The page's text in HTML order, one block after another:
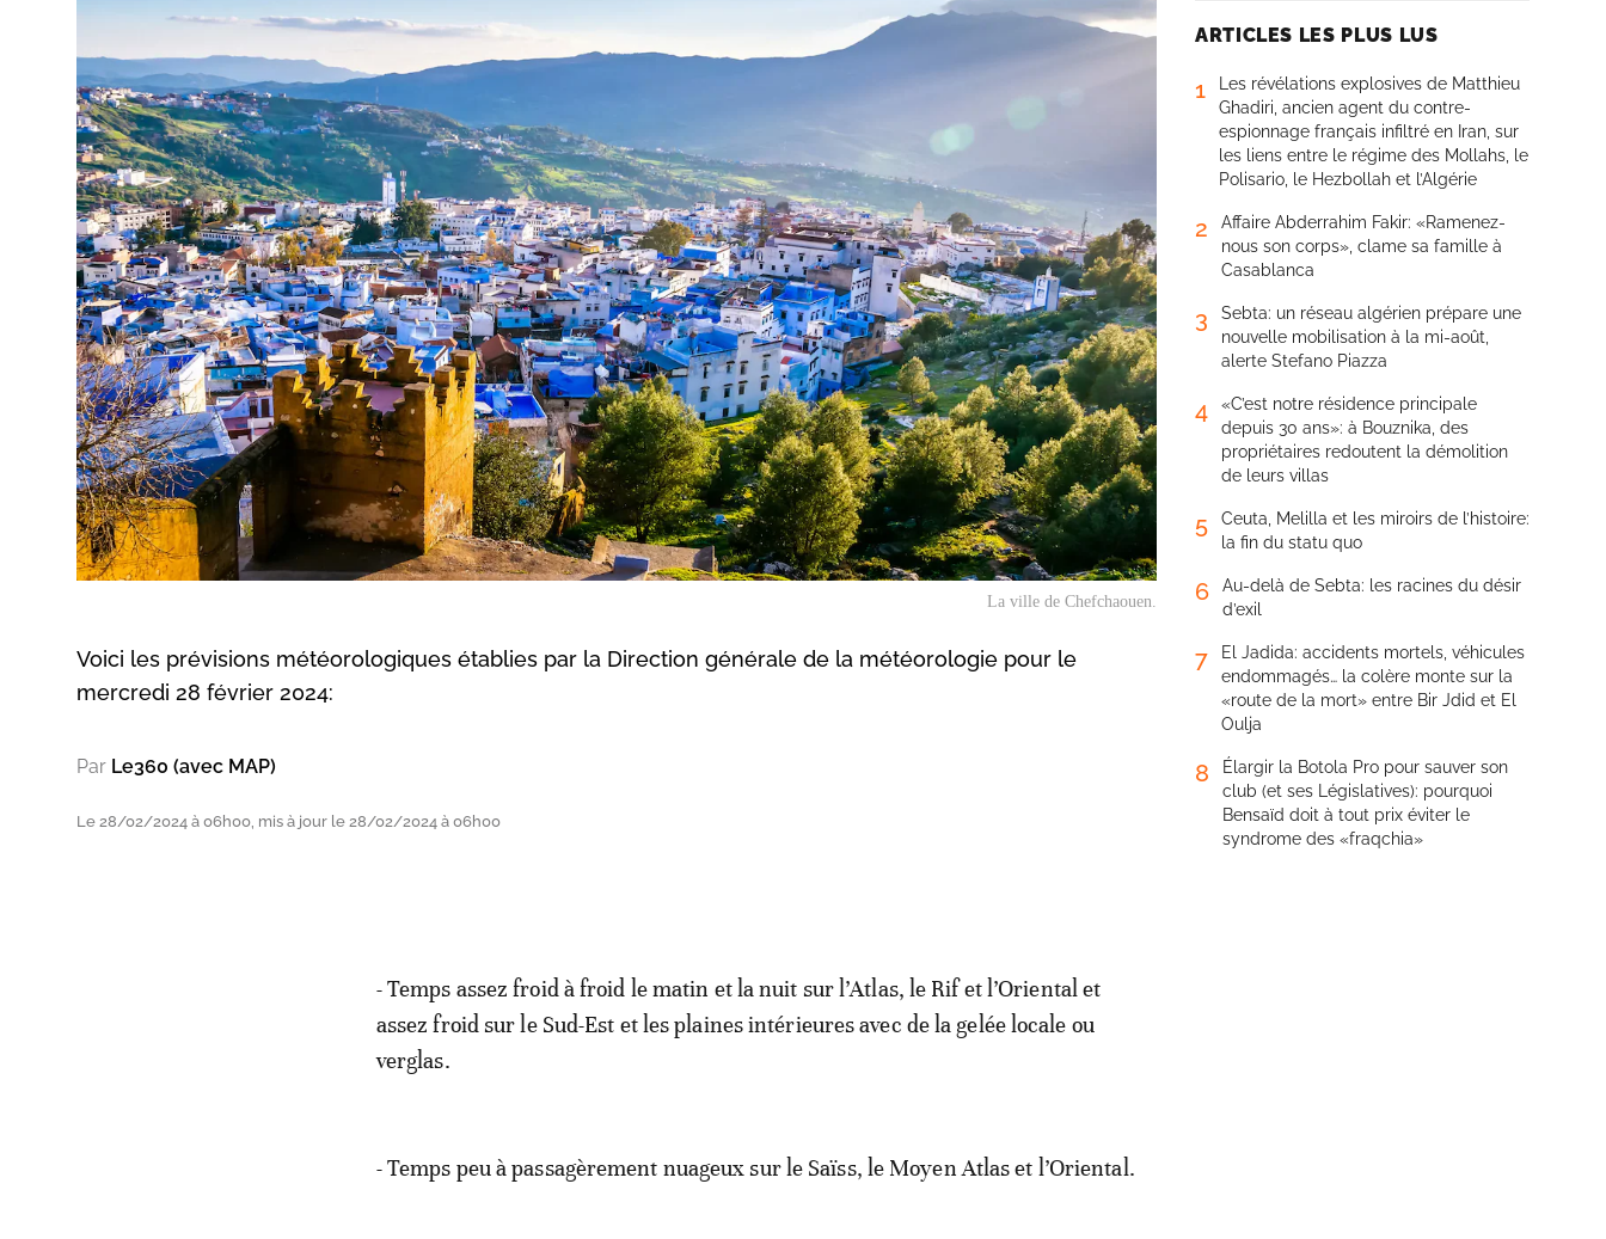
La ville de Chefchaouen.
Voici les prévisions météorologiques établies par la Direction générale de la météorologie pour le
mercredi 28 février 2024:
Par Le360 (avec MAP)
Le 28/02/2024 à 06h00, mis à jour le 28/02/2024 à 06h00
- Temps assez froid à froid le matin et la nuit sur l’Atlas, le Rif et l’Oriental et
assez froid sur le Sud-Est et les plaines intérieures avec de la gelée locale ou
verglas.
- Temps peu à passagèrement nuageux sur le Saïss, le Moyen Atlas et l’Oriental.
ARTICLES LES PLUS LUS
1
Les révélations explosives de Matthieu
Ghadiri, ancien agent du contre-
espionnage français infiltré en Iran, sur
les liens entre le régime des Mollahs, le
Polisario, le Hezbollah et l’Algérie
2
Affaire Abderrahim Fakir: «Ramenez-
nous son corps», clame sa famille à
Casablanca
3
Sebta: un réseau algérien prépare une
nouvelle mobilisation à la mi-août,
alerte Stefano Piazza
4
«C’est notre résidence principale
depuis 30 ans»: à Bouznika, des
propriétaires redoutent la démolition
de leurs villas
5
Ceuta, Melilla et les miroirs de l’histoire:
la fin du statu quo
6
Au-delà de Sebta: les racines du désir
d’exil
7
El Jadida: accidents mortels, véhicules
endommagés… la colère monte sur la
«route de la mort» entre Bir Jdid et El
Oulja
8
Élargir la Botola Pro pour sauver son
club (et ses Législatives): pourquoi
Bensaïd doit à tout prix éviter le
syndrome des «fraqchia»